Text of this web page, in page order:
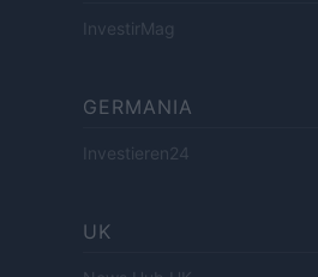
InvestirMag
GERMANIA
Investieren24
UK